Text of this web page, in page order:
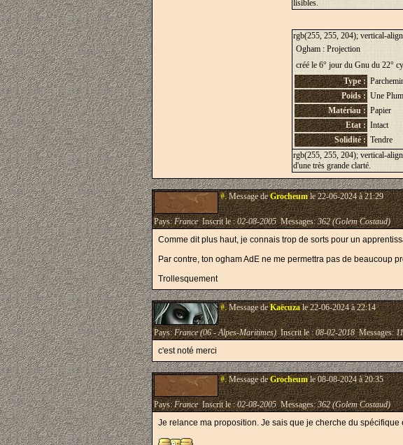
lisibles.
rgb(255, 255, 204); vertical-
Ogham : Projection
créé le 6° jour du Gnu du 22°
Type :
Poids : Une
Matériau : Papier
Etat : Intact
Solidité : Tendre
rgb(255, 255, 204); vertical-
d'une très grande clarté.
#.Message deGrocheumle 22-06-2024 à 21:29
Pays:FranceInscrit le :02-08-2005Messages:362 (Golem Costaud)
Comme dit plus haut, je connais trop de sorts pour un
Par contre, ton ogham AdE ne me permettra pas de beaucoup
Trollesquement
#.Message deKaëcuzale 22-06-2024 à 22:14
Pays:France (06 - Alpes-Maritimes)Inscrit le :08-02-2018Messages:
c'est noté merci
#.Message deGrocheumle 08-08-2024 à 20:35
Pays:FranceInscrit le :02-08-2005Messages:362 (Golem Costaud)
Je relance ma proposition. Je sais que je cherche du